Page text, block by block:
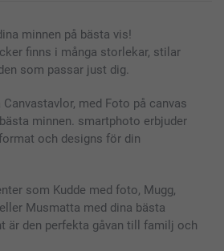
minnen på bästa vis!
finns i många storlekar, stilar
som passar just dig.
med Foto på canvas
minnen. smartphoto erbjuder
och designs för din
som Kudde med foto, Mugg,
Musmatta med dina bästa
är den perfekta gåvan till familj och